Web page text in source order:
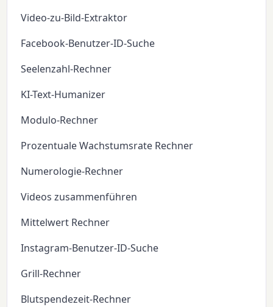
Video-zu-Bild-Extraktor
Facebook-Benutzer-ID-Suche
Seelenzahl-Rechner
KI-Text-Humanizer
Modulo-Rechner
Prozentuale Wachstumsrate Rechner
Numerologie-Rechner
Videos zusammenführen
Mittelwert Rechner
Instagram-Benutzer-ID-Suche
Grill-Rechner
Blutspendezeit-Rechner